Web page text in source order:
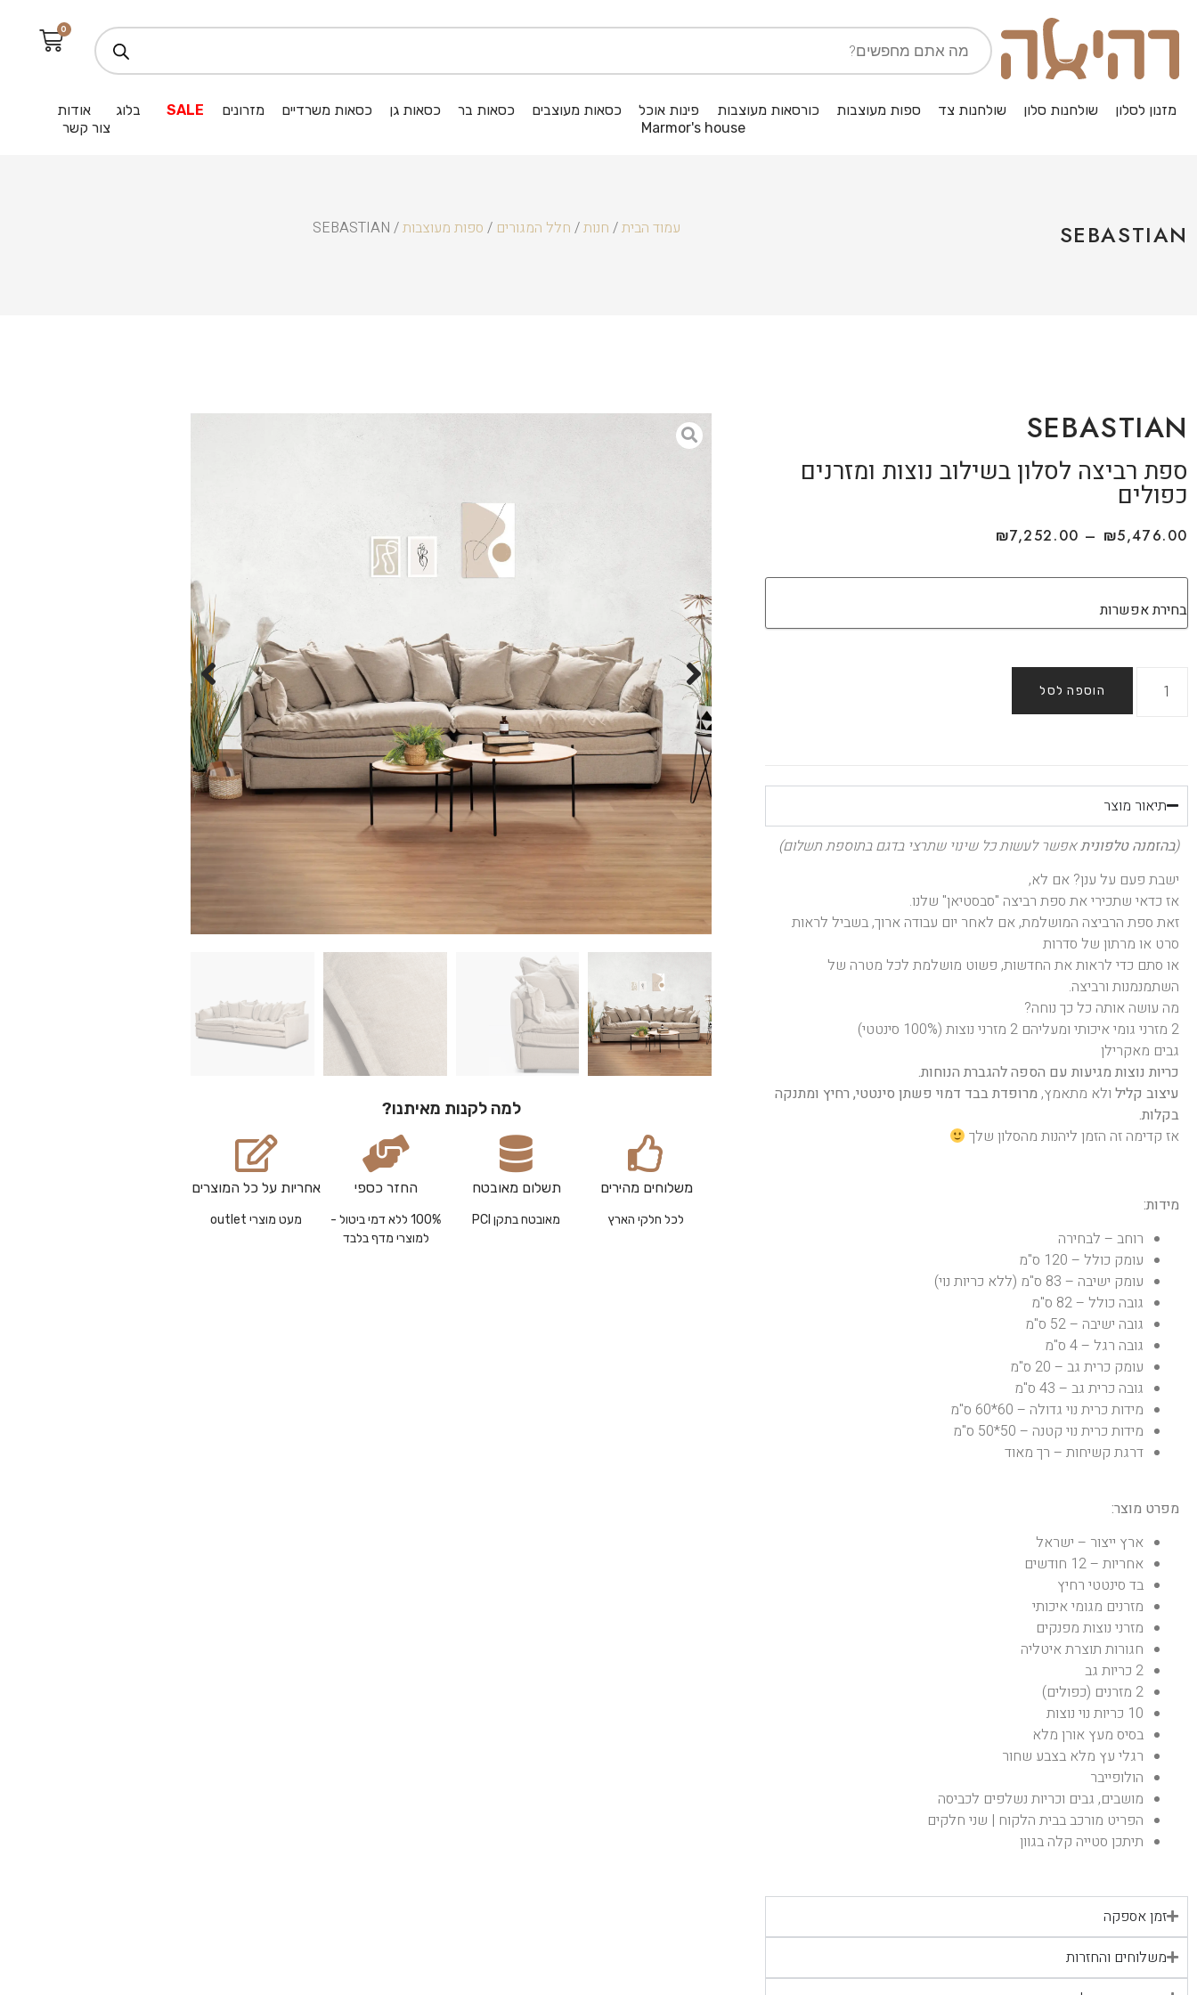
0
מזנון לסלון שולחנות סלון שולחנות צד ספות מעוצבות כורסאות מעוצבות פינות אוכל כסאות מעוצבים כסאות בר כסאות גן כסאות משרדיים
מזרונים
Marmor's house
SALE בלוג
אודות
צור קשר
SEBASTIAN עמוד הבית/ חנות/ חלל המגורים / ספות מעוצבות/ SEBASTIAN
SEBASTIAN
ספת רביצה לסלון בשילוב נוצות ומזרנים
כפולים
₪5,476.00
–
₪7,252.00
הוספה לסל
תיאור מוצר
(בהזמנה טלפוניתאפשר לעשות כל שינוי שתרצי בדגם בתוספת תשלום)
ישבת פעם על ענן? אם לא,
אז כדאי שתכירי את ספת רביצה "סבסטיאן" שלנו.
זאת ספת הרביצה המושלמת, אם לאחר יום עבודה ארוך, בשביל לראות
סרט או מרתון של סדרות
או סתם כדי לראות את החדשות, פשוט מושלמת לכל מטרה של
השתמנמנות ורביצה.
מה עושה אותה כל כך נוחה?
2 מזרני גומי איכותי ומעליהם 2 מזרני נוצות (100% סינטטי)
גבים מאקרילן
כריות נוצות מגיעות עם הספה להגברת הנוחות.
עיצוב קליל ולא מתאמץ, מרופדת בבד דמוי פשתן סינטטי, רחיץ ומתנקה
בקלות.
אז קדימה זה הזמן ליהנות מהסלון שלך
מידות:
רוחב – לבחירה
עומק כולל – 120 ס"מ
עומק ישיבה – 83 ס"מ (ללא כריות נוי)
גובה כולל – 82 ס"מ
גובה ישיבה – 52 ס"מ
גובה רגל – 4 ס"מ
עומק כרית גב – 20 ס"מ
גובה כרית גב – 43 ס"מ
מידות כרית נוי גדולה – 60*60 ס"מ
מידות כרית נוי קטנה – 50*50 ס"מ
דרגת קשיחות – רך מאוד
מפרט מוצר:
ארץ ייצור – ישראל
אחריות – 12 חודשים
בד סינטטי רחיץ
מזרנים מגומי איכותי
מזרני נוצות מפנקים
חגורות תוצרת איטליה
2 כריות גב
2 מזרנים (כפולים)
10 כריות נוי נוצות
בסיס מעץ אורן מלא
רגלי עץ מלא בצבע שחור
הולופייבר
מושבים, גבים וכריות נשלפים לכביסה
הפריט מורכב בבית הלקוח | שני חלקים
תיתכן סטייה קלה בגוון
זמן אספקה
משלוחים והחזרות
למה לקנות מאיתנו?
משלוחים מהירים
לכל חלקי הארץ
תשלום מאובטח
מאובטח בתקן PCI
החזר כספי
100% ללא דמי ביטול -
למוצרי מדף בלבד
אחריות על כל המוצרים
מעט מוצרי outlet